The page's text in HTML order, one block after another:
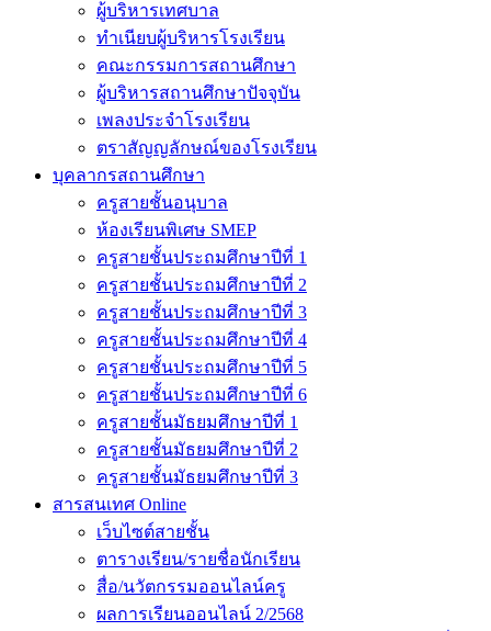
ผู้บริหารเทศบาล
ทำเนียบผู้บริหารโรงเรียน
คณะกรรมการสถานศึกษา
ผู้บริหารสถานศึกษาปัจจุบัน
เพลงประจำโรงเรียน
ตราสัญญลักษณ์ของโรงเรียน
บุคลากรสถานศึกษา
ครูสายชั้นอนุบาล
ห้องเรียนพิเศษ SMEP
ครูสายชั้นประถมศึกษาปีที่ 1
ครูสายชั้นประถมศึกษาปีที่ 2
ครูสายชั้นประถมศึกษาปีที่ 3
ครูสายชั้นประถมศึกษาปีที่ 4
ครูสายชั้นประถมศึกษาปีที่ 5
ครูสายชั้นประถมศึกษาปีที่ 6
ครูสายชั้นมัธยมศึกษาปีที่ 1
ครูสายชั้นมัธยมศึกษาปีที่ 2
ครูสายชั้นมัธยมศึกษาปีที่ 3
สารสนเทศ Online
เว็บไซต์สายชั้น
ตารางเรียน/รายชื่อนักเรียน
สื่อ/นวัตกรรมออนไลน์ครู
ผลการเรียนออนไลน์ 2/2568